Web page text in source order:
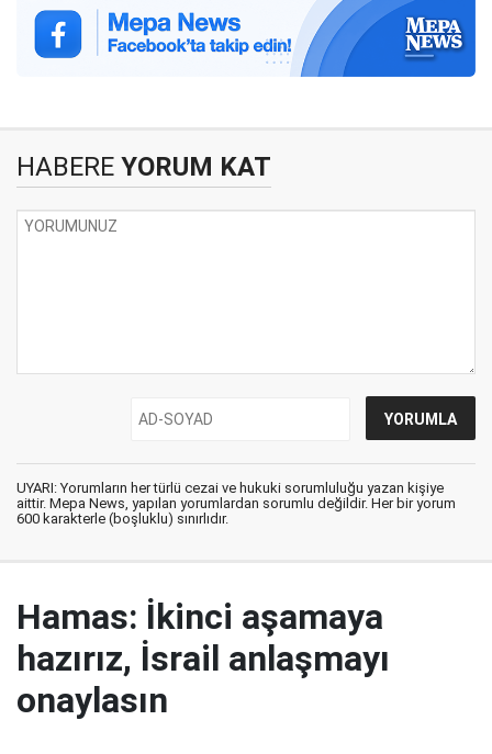
HABERE YORUM KAT
UYARI: Yorumların her türlü cezai ve hukuki sorumluluğu yazan kişiye
aittir. Mepa News, yapılan yorumlardan sorumlu değildir. Her bir yorum
600 karakterle (boşluklu) sınırlıdır.
Hamas: İkinci aşamaya
hazırız, İsrail anlaşmayı
onaylasın